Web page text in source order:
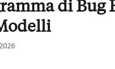
di Bug